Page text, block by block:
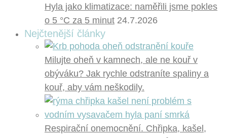
Hyla jako klimatizace: naměřili jsme pokles
o 5 °C za 5 minut 24.7.2026
Nejčtenější články
Milujte oheň v kamnech, ale ne kouř v
obýváku? Jak rychle odstraníte spaliny a
kouř, aby vám neškodily.
Respirační onemocnění. Chřipka, kašel,